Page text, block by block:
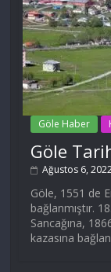
Göle Haber
Göle
Ağustos 6,
Göle, 1551 de
bağlanmıştır.
Sancağına,
kazasına